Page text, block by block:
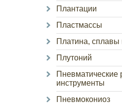
Плантации
Пластмассы
Платина, сплавы
Плутоний
Пневматические
инструменты
Пневмокониоз